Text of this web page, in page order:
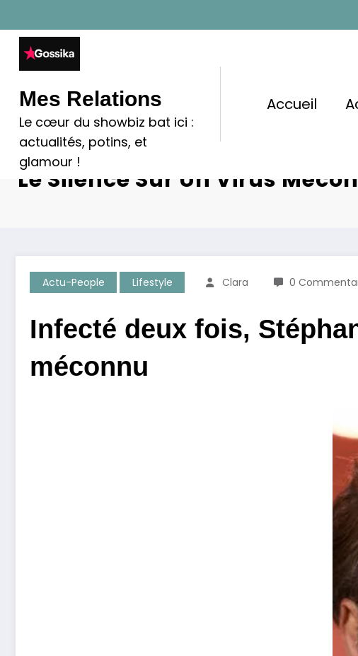
au
contenu
Mes Relations
Le cœur du showbiz bat ici :
actualités, potins, et
glamour !
Accueil
Infecté Deux Fois, Stéphane
Le Silence Sur Un Virus
Actu-People Lifestyle Clara 0
Infecté deux fois,
méconnu